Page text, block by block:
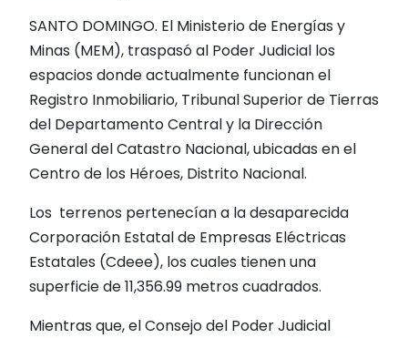
SANTO DOMINGO. El Ministerio de Energías y
Minas (MEM), traspasó al Poder Judicial los
espacios donde actualmente funcionan el
Registro Inmobiliario, Tribunal Superior de Tierras
del Departamento Central y la Dirección
General del Catastro Nacional, ubicadas en el
Centro de los Héroes, Distrito Nacional.
Los terrenos pertenecían a la desaparecida
Corporación Estatal de Empresas Eléctricas
Estatales (Cdeee), los cuales tienen una
superficie de 11,356.99 metros cuadrados.
Mientras que, el Consejo del Poder Judicial